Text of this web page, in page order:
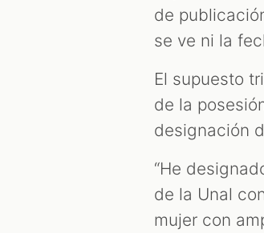
de
se ve ni la
El supuesto
de la
designación
“He
de la Unal
mujer con